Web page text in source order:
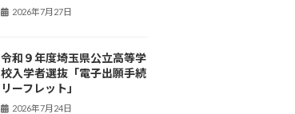
2026年7月27日
令和９年度埼玉県公立高等学
校入学者選抜「電子出願手続
リーフレット」
2026年7月24日